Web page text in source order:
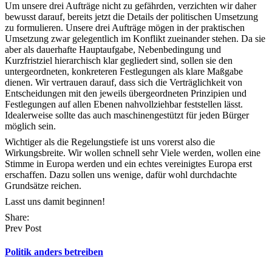
Um unsere drei Aufträge nicht zu gefährden, verzichten wir daher
bewusst darauf, bereits jetzt die Details der politischen Umsetzung
zu formulieren. Unsere drei Aufträge mögen in der praktischen
Umsetzung zwar gelegentlich im Konflikt zueinander stehen. Da sie
aber als dauerhafte Hauptaufgabe, Nebenbedingung und
Kurzfristziel hierarchisch klar gegliedert sind, sollen sie den
untergeordneten, konkreteren Festlegungen als klare Maßgabe
dienen. Wir vertrauen darauf, dass sich die Verträglichkeit von
Entscheidungen mit den jeweils übergeordneten Prinzipien und
Festlegungen auf allen Ebenen nahvollziehbar feststellen lässt.
Idealerweise sollte das auch maschinengestützt für jeden Bürger
möglich sein.
Wichtiger als die Regelungstiefe ist uns vorerst also die
Wirkungsbreite. Wir wollen schnell sehr Viele werden, wollen eine
Stimme in Europa werden und ein echtes vereinigtes Europa erst
erschaffen. Dazu sollen uns wenige, dafür wohl durchdachte
Grundsätze reichen.
Lasst uns damit beginnen!
Share:
Prev Post
Politik anders betreiben